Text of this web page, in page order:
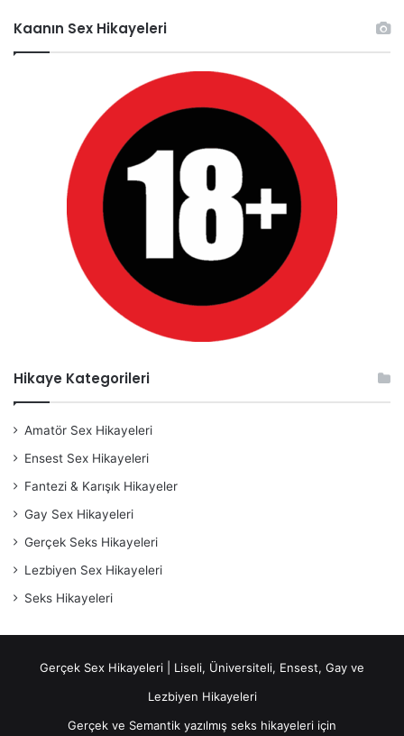
Kaanın Sex Hikayeleri
Hikaye Kategorileri
Amatör Sex Hikayeleri
Ensest Sex Hikayeleri
Fantezi & Karışık Hikayeler
Gay Sex Hikayeleri
Gerçek Seks Hikayeleri
Lezbiyen Sex Hikayeleri
Seks Hikayeleri
Gerçek Sex Hikayeleri | Liseli, Üniversiteli, Ensest, Gay ve
Lezbiyen Hikayeleri
Gerçek ve Semantik yazılmış seks hikayeleri için